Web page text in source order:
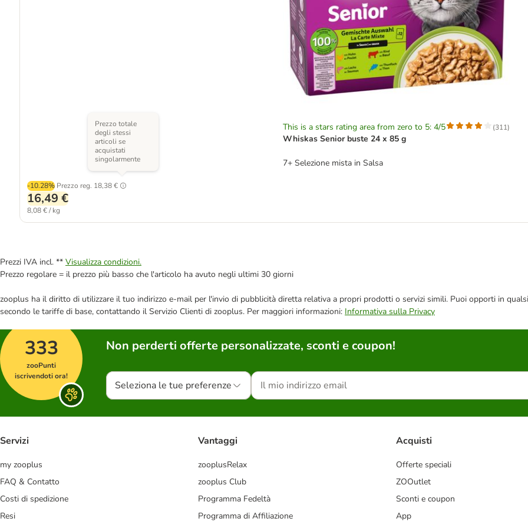
This is a stars rating area from zero to 5: 4/5 (311)
Whiskas Senior buste 24 x 85 g
7+ Selezione mista in Salsa
-10.28% Prezzo reg. 18,38 €
Prezzo totale
degli stessi
articoli se
acquistati
singolarmente
16,49 €
8,08 € / kg
Prezzi IVA incl. ** Visualizza condizioni.
Prezzo regolare = il prezzo più basso che l'articolo ha avuto negli ultimi 30 giorni
zooplus ha il diritto di utilizzare il tuo indirizzo e-mail per l'invio di pubblicità diretta relativa a propri prodotti o servizi simili. Puoi opporti in
secondo le tariffe di base, contattando il Servizio Clienti di zooplus. Per maggiori informazioni: Informativa sulla Privacy
333
zooPunti
iscrivendoti ora!
Non perderti offerte personalizzate, sconti e coupon!
Seleziona le tue preferenze
Servizi
my zooplus
FAQ & Contatto
Costi di spedizione
Resi
Vantaggi
zooplusRelax
zooplus Club
Programma Fedeltà
Programma di Affiliazione
Acquisti
Offerte speciali
ZOOutlet
Sconti e coupon
App